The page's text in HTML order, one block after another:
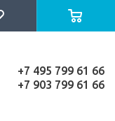
+7 495 799 61 66
+7 903 799 61 66